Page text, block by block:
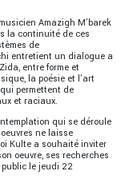
Amazigh M’barek
la continuité de ces
de
entretient un dialogue a
entre forme et
la poésie et l’art
permettent de
et raciaux.
qui se déroule
ne laisse
Kulte a souhaité inviter
oeuvre, ses recherches
le jeudi 22